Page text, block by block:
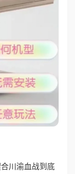
合川渝血战到底